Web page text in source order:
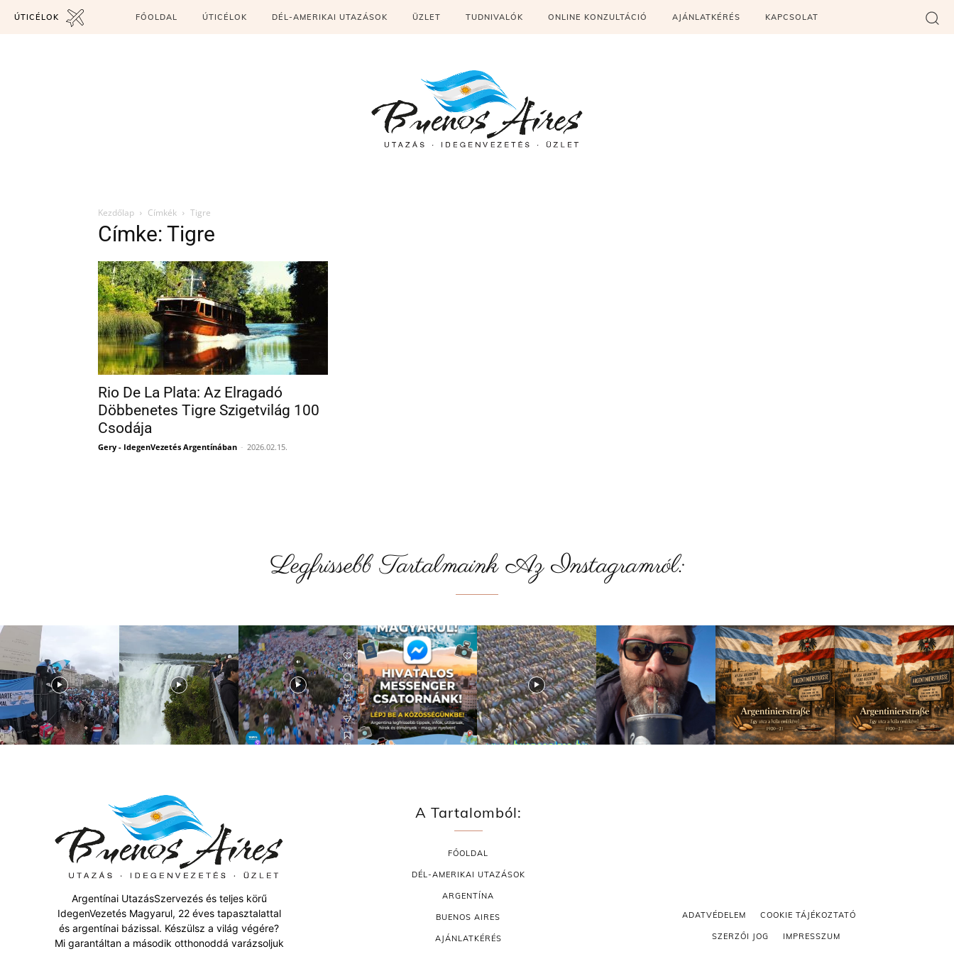
ÚTICÉLOK FŐOLDAL ÚTICÉLOK DÉL-AMERIKAI UTAZÁSOK ÜZLET TUDNIVALÓK ONLINE KONZULTÁCIÓ AJÁNLATKÉRÉS KAPCSOLAT
Kezdőlap Címkék Tigre
Címke: Tigre
Rio De La Plata: Az Elragadó
Döbbenetes Tigre Szigetvilág 100
Csodája
Gery - IdegenVezetés Argentínában - 2026.02.15.
Legfrissebb Tartalmaink Az Instagramról:
Argentínai UtazásSzervezés és teljes körű
IdegenVezetés Magyarul, 22 éves tapasztalattal
és argentínai bázissal. Készülsz a világ végére?
Mi garantáltan a második otthonoddá varázsoljuk
A Tartalomból:
FŐOLDAL
DÉL-AMERIKAI UTAZÁSOK
ARGENTÍNA
BUENOS AIRES
AJÁNLATKÉRÉS
ADATVÉDELEM COOKIE TÁJÉKOZTATÓ
SZERZŐI JOG IMPRESSZUM